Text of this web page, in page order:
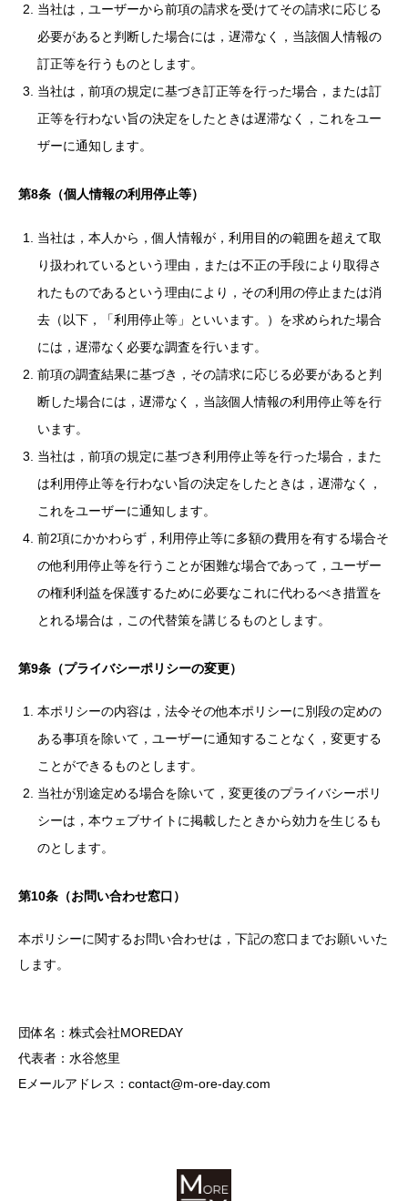
当社は，ユーザーから前項の請求を受けてその請求に応じる
必要があると判断した場合には，遅滞なく，当該個人情報の
訂正等を行うものとします。
当社は，前項の規定に基づき訂正等を行った場合，または訂
正等を行わない旨の決定をしたときは遅滞なく，これをユー
ザーに通知します。
第8条（個人情報の利用停止等）
当社は，本人から，個人情報が，利用目的の範囲を超えて取
り扱われているという理由，または不正の手段により取得さ
れたものであるという理由により，その利用の停止または消
去（以下，「利用停止等」といいます。）を求められた場合
には，遅滞なく必要な調査を行います。
前項の調査結果に基づき，その請求に応じる必要があると判
断した場合には，遅滞なく，当該個人情報の利用停止等を行
います。
当社は，前項の規定に基づき利用停止等を行った場合，また
は利用停止等を行わない旨の決定をしたときは，遅滞なく，
これをユーザーに通知します。
前2項にかかわらず，利用停止等に多額の費用を有する場合そ
の他利用停止等を行うことが困難な場合であって，ユーザー
の権利利益を保護するために必要なこれに代わるべき措置を
とれる場合は，この代替策を講じるものとします。
第9条（プライバシーポリシーの変更）
本ポリシーの内容は，法令その他本ポリシーに別段の定めの
ある事項を除いて，ユーザーに通知することなく，変更する
ことができるものとします。
当社が別途定める場合を除いて，変更後のプライバシーポリ
シーは，本ウェブサイトに掲載したときから効力を生じるも
のとします。
第10条（お問い合わせ窓口）
本ポリシーに関するお問い合わせは，下記の窓口までお願いいた
します。
団体名：株式会社MOREDAY
代表者：水谷悠里
Eメールアドレス：contact@m-ore-day.com